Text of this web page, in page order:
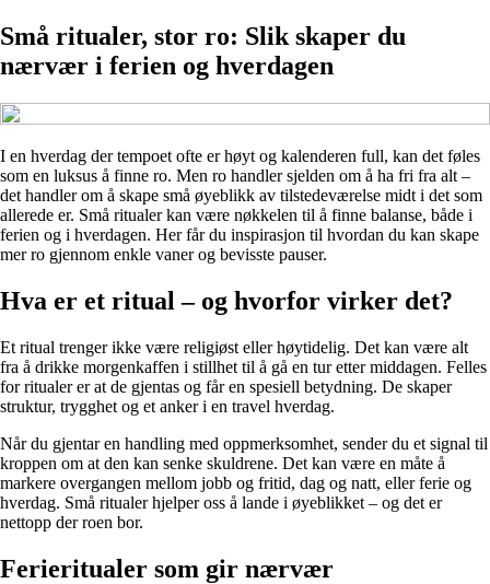
Små ritualer, stor ro: Slik skaper du
nærvær i ferien og hverdagen
I en hverdag der tempoet ofte er høyt og kalenderen full, kan det føles
som en luksus å finne ro. Men ro handler sjelden om å ha fri fra alt –
det handler om å skape små øyeblikk av tilstedeværelse midt i det som
allerede er. Små ritualer kan være nøkkelen til å finne balanse, både i
ferien og i hverdagen. Her får du inspirasjon til hvordan du kan skape
mer ro gjennom enkle vaner og bevisste pauser.
Hva er et ritual – og hvorfor virker det?
Et ritual trenger ikke være religiøst eller høytidelig. Det kan være alt
fra å drikke morgenkaffen i stillhet til å gå en tur etter middagen. Felles
for ritualer er at de gjentas og får en spesiell betydning. De skaper
struktur, trygghet og et anker i en travel hverdag.
Når du gjentar en handling med oppmerksomhet, sender du et signal til
kroppen om at den kan senke skuldrene. Det kan være en måte å
markere overgangen mellom jobb og fritid, dag og natt, eller ferie og
hverdag. Små ritualer hjelper oss å lande i øyeblikket – og det er
nettopp der roen bor.
Ferieritualer som gir nærvær